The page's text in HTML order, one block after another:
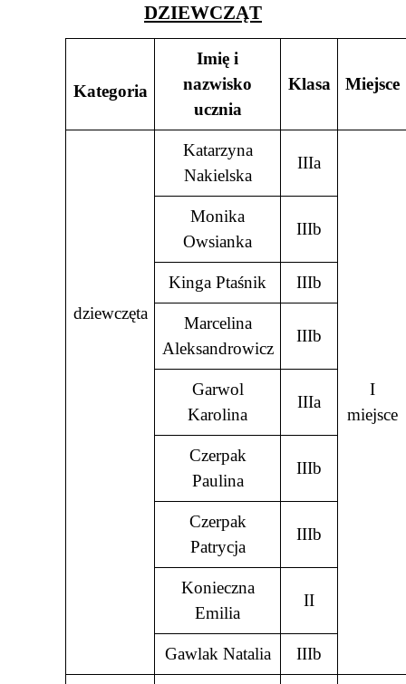
DZIEWCZĄT
Kategoria
Imię i
nazwisko
ucznia
Klasa Miejsce
dziewczęta
Katarzyna
Nakielska
IIIa
I
miejsce
Monika
Owsianka
IIIb
Kinga Ptaśnik IIIb
Marcelina
Aleksandrowicz
IIIb
Garwol
Karolina
IIIa
Czerpak
Paulina
IIIb
Czerpak
Patrycja
IIIb
Konieczna
Emilia
II
Gawlak Natalia IIIb